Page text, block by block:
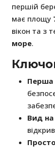
першій
має площу
вікон та з
море.
Перша
Вид